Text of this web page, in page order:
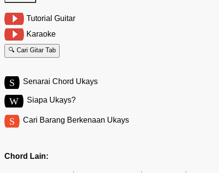
Tutorial Guitar
Karaoke
🔍 Cari Gitar Tab
S Senarai Chord Ukays
W Siapa Ukays?
S Cari Barang Berkenaan Ukays
Chord Lain: